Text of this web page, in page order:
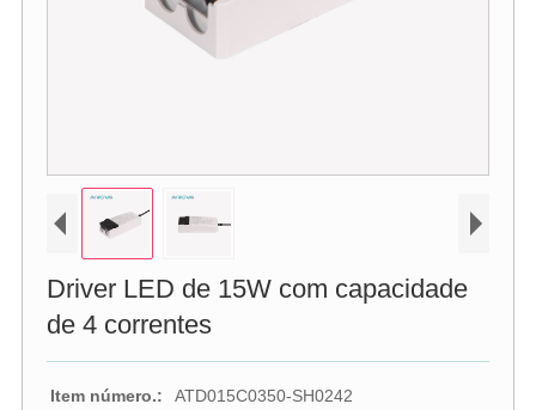
Driver LED de 15W com capacidade
de 4 correntes
Item número.:
ATD015C0350-SH0242